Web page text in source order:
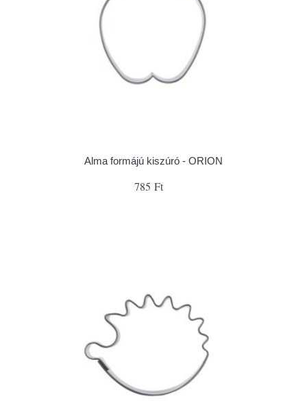
Alma formájú kiszúró - ORION
785 Ft